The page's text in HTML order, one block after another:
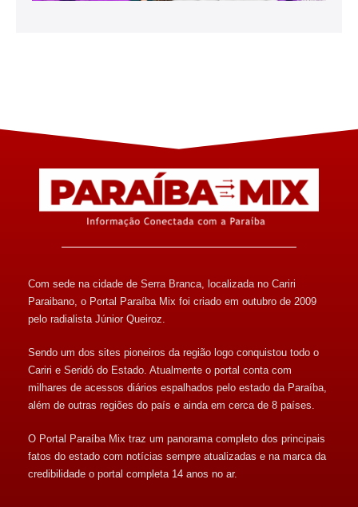
Com sede na cidade de Serra Branca, localizada no Cariri
Paraibano, o Portal Paraíba Mix foi criado em outubro de 2009
pelo radialista Júnior Queiroz.
Sendo um dos sites pioneiros da região logo conquistou todo o
Cariri e Seridó do Estado. Atualmente o portal conta com
milhares de acessos diários espalhados pelo estado da Paraíba,
além de outras regiões do país e ainda em cerca de 8 países.
O Portal Paraíba Mix traz um panorama completo dos principais
fatos do estado com notícias sempre atualizadas e na marca da
credibilidade o portal completa 14 anos no ar.